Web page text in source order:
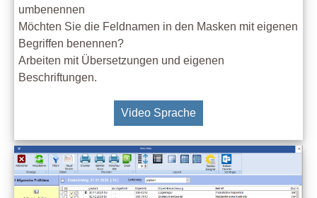
umbenennen
Möchten Sie die Feldnamen in den Masken mit eigenen
Begriffen benennen?
Arbeiten mit Übersetzungen und eigenen
Beschriftungen.
Video Sprache